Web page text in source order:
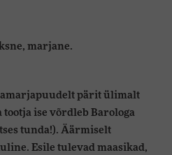
marjane.
pärit ülimalt
ise võrdleb Barologa
tunda!). Äärmiselt
Esile tulevad maasikad,